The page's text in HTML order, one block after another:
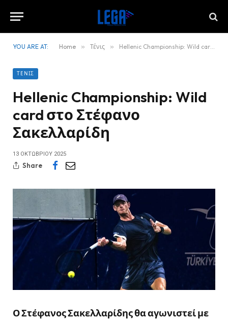
YOU ARE AT: Home » Τένις » Hellenic Championship: Wild card στο Στέφανο Σακελλαρίδη
ΤΈΝΙΣ
Hellenic Championship: Wild
card στο Στέφανο
Σακελλαρίδη
13 ΟΚΤΩΒΡΊΟΥ 2025
Share
Ο Στέφανος Σακελλαρίδης θα αγωνιστεί με